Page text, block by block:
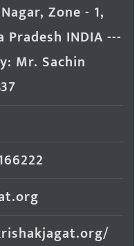
Zone - 1,
Pradesh INDIA ---
Mr. Sachin